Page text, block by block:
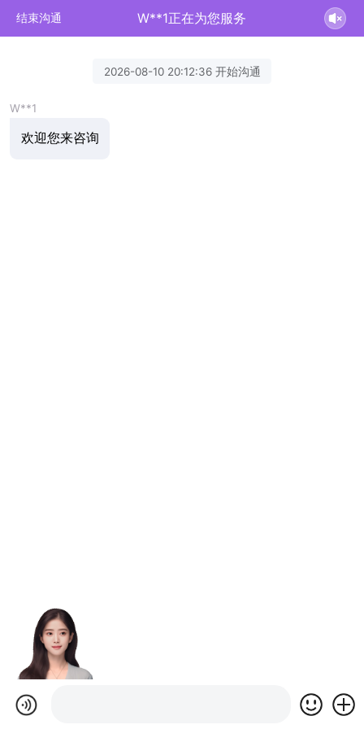
结束沟通 W**1正在为您服务
2026-08-10 20:12:36 开始沟通
W**1
欢迎您来咨询